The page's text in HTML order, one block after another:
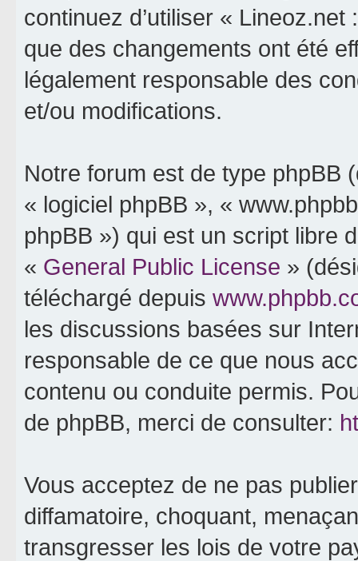
continuez d’utiliser «
que des changements ont été
légalement responsable des
et/ou modifications.
Notre forum est de type phpBB
« logiciel phpBB », «
phpBB ») qui est un script libre
« General Public License »
téléchargé depuis
les discussions basées sur
responsable de ce que nous
contenu ou conduite permis.
de phpBB, merci de consulter:
Vous acceptez de ne pas
diffamatoire, choquant,
transgresser les lois de votre